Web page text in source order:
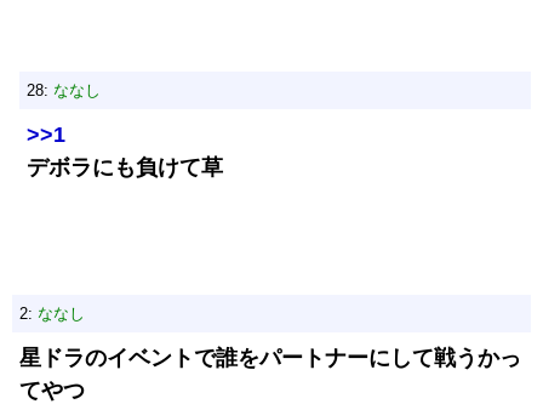
28: ななし
>>1
デボラにも負けて草
2: ななし
星ドラのイベントで誰をパートナーにして戦うかっ
てやつ